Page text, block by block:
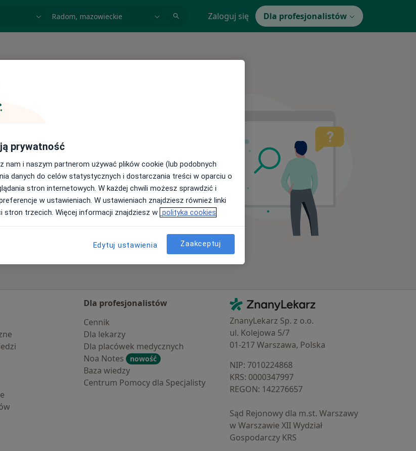
Zaloguj się Dla profesjonalistów
podane kryteria
online ze specjalistami z
Dla profesjonalistów
Cennik
Dla lekarzy
Dla placówek medycznych
Noa Notes
nowość
Baza wiedzy
Centrum Pomocy dla Specjalisty
Kontakt
ZnanyLekarz - Strona główna
ZnanyLekarz Sp. z o.o.
ul. Kolejowa 5/7
01-217 Warszawa, Polska
NIP: ⁠7010224868
KRS: ⁠0000347997
REGON: ⁠142276657
Sąd Rejonowy dla m.st. Warszawy
w Warszawie XII Wydział
Gospodarczy KRS
prywatność
nam i naszym partnerom używać plików cookie (lub podobnych
danych do celów statystycznych i dostarczania treści w oparciu o
stron internetowych. W każdej chwili możesz sprawdzić i
w ustawieniach. W ustawieniach znajdziesz również linki
stron trzecich. Więcej informacji znajdziesz w polityka cookies
Edytuj ustawienia Zaakceptuj